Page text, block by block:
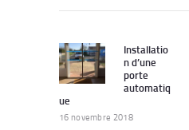
de
l’article
Previous
post:
Installatio
n d’une
porte
automatiq
ue
16 novembre 2018